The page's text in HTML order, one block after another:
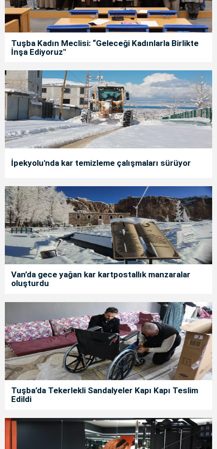
Tuşba Kadın Meclisi: “Geleceği Kadınlarla Birlikte
İnşa Ediyoruz"
İpekyolu'nda kar temizleme çalışmaları sürüyor
Van’da gece yağan kar kartpostallık manzaralar
oluşturdu
Tuşba’da Tekerlekli Sandalyeler Kapı Kapı Teslim
Edildi